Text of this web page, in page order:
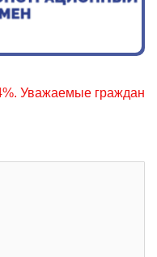
граждане,